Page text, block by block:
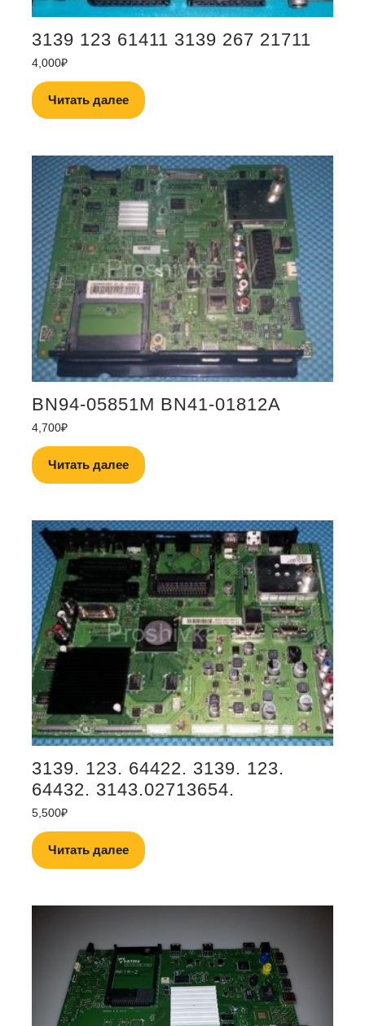
3139 123 61411 3139 267 21711
4,000₽
Читать далее
BN94-05851M BN41-01812A
4,700₽
Читать далее
3139. 123. 64422. 3139. 123.
64432. 3143.02713654.
5,500₽
Читать далее